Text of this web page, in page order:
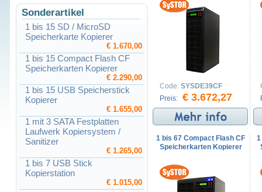
Code: SYSDE39CF
Preis: € 3.672,27
1 bis 67 Compact Flash CF
Speicherkarten Kopierer
1
Sonderartikel
1 bis 15 SD / MicroSD
Speicherkarte Kopierer
€ 1.670,00
1 bis 15 Compact Flash CF
Speicherkarten Kopierer
€ 2.290,00
1 bis 15 USB Speicherstick
Kopierer
€ 1.655,00
1 mit 3 SATA Festplatten
Laufwerk Kopiersystem /
Sanitizer
€ 1.265,00
1 bis 7 USB Stick
Kopierstation
€ 1.015,00